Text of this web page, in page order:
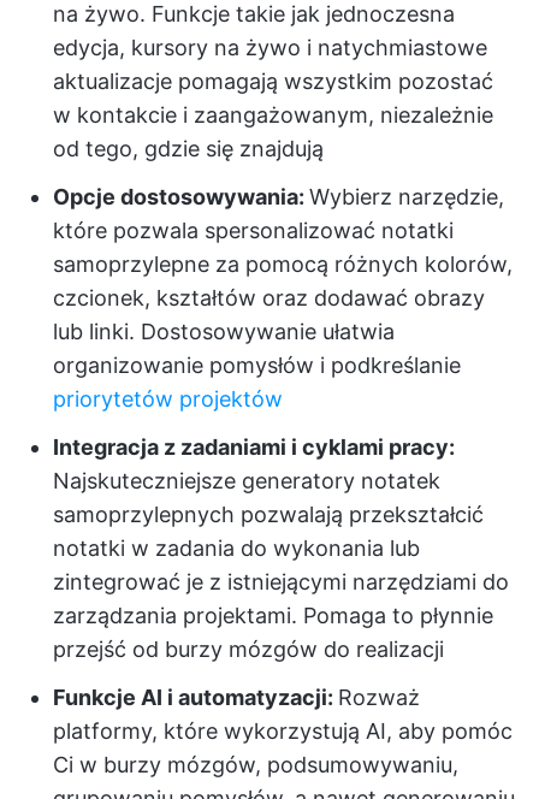
na żywo. Funkcje takie jak jednoczesna
edycja, kursory na żywo i natychmiastowe
aktualizacje pomagają wszystkim pozostać
w kontakcie i zaangażowanym, niezależnie
od tego, gdzie się znajdują
Opcje dostosowywania: Wybierz narzędzie,
które pozwala spersonalizować notatki
samoprzylepne za pomocą różnych kolorów,
czcionek, kształtów oraz dodawać obrazy
lub linki. Dostosowywanie ułatwia
organizowanie pomysłów i podkreślanie
priorytetów projektów
Integracja z zadaniami i cyklami pracy:
Najskuteczniejsze generatory notatek
samoprzylepnych pozwalają przekształcić
notatki w zadania do wykonania lub
zintegrować je z istniejącymi narzędziami do
zarządzania projektami. Pomaga to płynnie
przejść od burzy mózgów do realizacji
Funkcje AI i automatyzacji: Rozważ
platformy, które wykorzystują AI, aby pomóc
Ci w burzy mózgów, podsumowywaniu,